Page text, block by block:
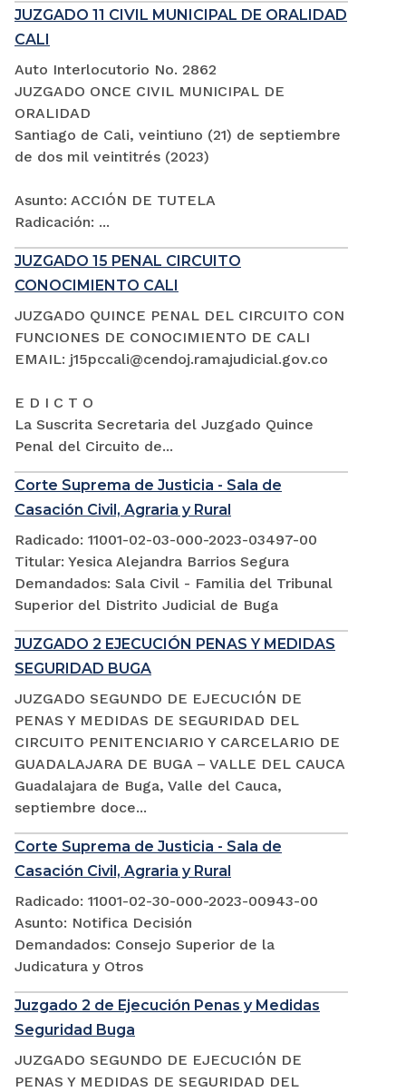
JUZGADO 11 CIVIL MUNICIPAL DE ORALIDAD
CALI
Auto Interlocutorio No. 2862
JUZGADO ONCE CIVIL MUNICIPAL DE
ORALIDAD
Santiago de Cali, veintiuno (21) de septiembre
de dos mil veintitrés (2023)
Asunto: ACCIÓN DE TUTELA
Radicación: ...
JUZGADO 15 PENAL CIRCUITO
CONOCIMIENTO CALI
JUZGADO QUINCE PENAL DEL CIRCUITO CON
FUNCIONES DE CONOCIMIENTO DE CALI
EMAIL: j15pccali@cendoj.ramajudicial.gov.co
E D I C T O
La Suscrita Secretaria del Juzgado Quince
Penal del Circuito de...
Corte Suprema de Justicia - Sala de
Casación Civil, Agraria y Rural
Radicado: 11001-02-03-000-2023-03497-00
Titular: Yesica Alejandra Barrios Segura
Demandados: Sala Civil - Familia del Tribunal
Superior del Distrito Judicial de Buga
JUZGADO 2 EJECUCIÓN PENAS Y MEDIDAS
SEGURIDAD BUGA
JUZGADO SEGUNDO DE EJECUCIÓN DE
PENAS Y MEDIDAS DE SEGURIDAD DEL
CIRCUITO PENITENCIARIO Y CARCELARIO DE
GUADALAJARA DE BUGA – VALLE DEL CAUCA
Guadalajara de Buga, Valle del Cauca,
septiembre doce...
Corte Suprema de Justicia - Sala de
Casación Civil, Agraria y Rural
Radicado: 11001-02-30-000-2023-00943-00
Asunto: Notifica Decisión
Demandados: Consejo Superior de la
Judicatura y Otros
Juzgado 2 de Ejecución Penas y Medidas
Seguridad Buga
JUZGADO SEGUNDO DE EJECUCIÓN DE
PENAS Y MEDIDAS DE SEGURIDAD DEL